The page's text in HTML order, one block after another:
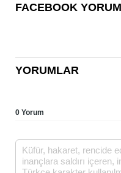
FACEBOOK
YORUMLAR
0 Yorum